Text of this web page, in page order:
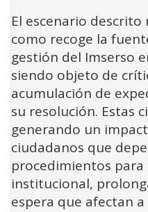
El escenario
como recoge la
gestión del Imserso
siendo objeto de
acumulación de
su resolución. Estas
generando un
ciudadanos que
procedimientos
institucional,
espera que afectan